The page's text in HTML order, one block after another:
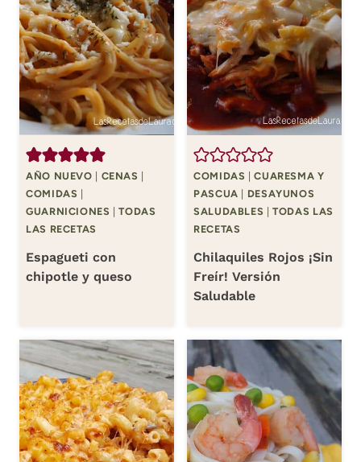
AÑO NUEVO CENAS
COMIDAS
GUARNICIONES
|TODAS
LAS RECETAS
Espagueti con
chipotle y queso
COMIDAS |CUARESMA Y
PASCUA
DESAYUNOS
SALUDABLES |TODAS LAS
RECETAS
Chilaquiles Rojos ¡Sin
Freír! Versión
Saludable